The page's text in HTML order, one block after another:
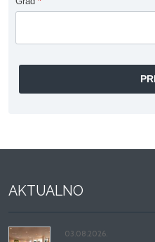
AKTUALNO
03.08.2026.